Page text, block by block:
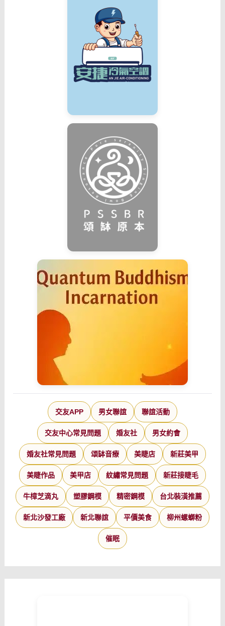
交友APP 男女聯誼 聯誼活動
交友中心常見問題 婚友社 男女約會
婚友社常見問題 頌缽音療 美睫店 新莊美甲
美睫作品 美甲店 紋繡常見問題 新莊接睫毛
牛樟芝滴丸 塑膠鋼模 精密鋼模 台北裝潢推薦
新北沙發工廠 新北聯誼 平價美食 柳州螺螄粉
催眠